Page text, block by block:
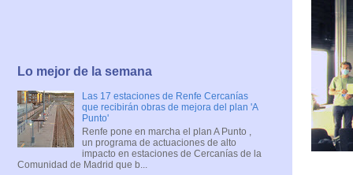
Lo mejor de la semana
Las 17 estaciones de Renfe Cercanías
que recibirán obras de mejora del plan 'A
Punto'
Renfe pone en marcha el plan A Punto ,
un programa de actuaciones de alto
impacto en estaciones de Cercanías de la
Comunidad de Madrid que b...